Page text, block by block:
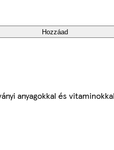
Hozzáad
anyagokkal és